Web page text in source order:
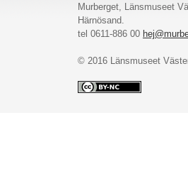
Murberget, Länsmuseet
Härnösand.
tel 0611-886 00
© 2016 Länsmuseet